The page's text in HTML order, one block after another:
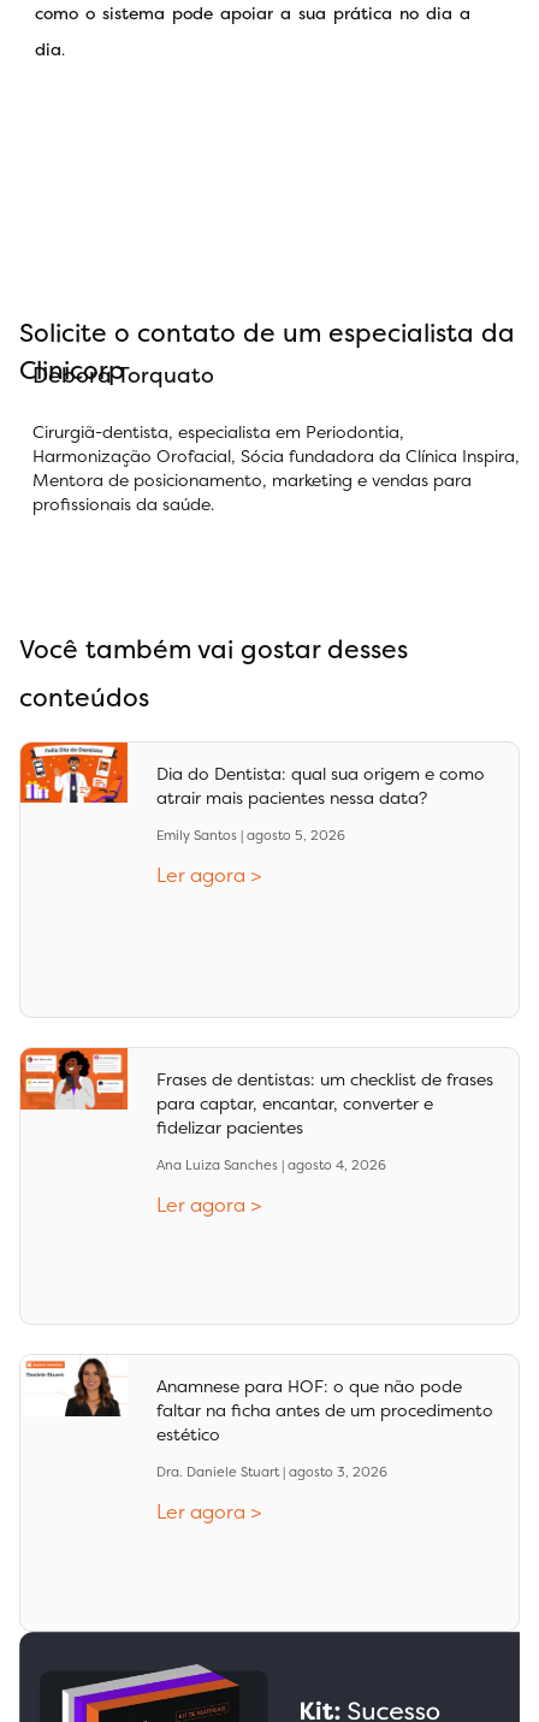
como o sistema pode apoiar a sua prática no dia a
dia.
Solicite o contato de um especialista da
Clinicorp
Debora Torquato
Cirurgiã-dentista, especialista em Periodontia,
Harmonização Orofacial, Sócia fundadora da Clínica Inspira,
Mentora de posicionamento, marketing e vendas para
profissionais da saúde.
Você também vai gostar desses
conteúdos
Dia do Dentista: qual sua origem e como
atrair mais pacientes nessa data?
Emily Santos agosto 5, 2026
Ler agora >
Frases de dentistas: um checklist de frases
para captar, encantar, converter e
fidelizar pacientes
Ana Luiza Sanches agosto 4, 2026
Ler agora >
Anamnese para HOF: o que não pode
faltar na ficha antes de um procedimento
estético
Dra. Daniele Stuart agosto 3, 2026
Ler agora >